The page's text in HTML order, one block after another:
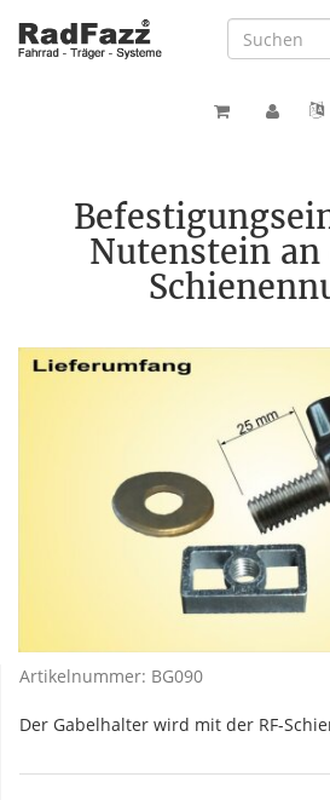
Nutenstein an
Artikelnummer: BG090
Der Gabelhalter wird mit der RF-